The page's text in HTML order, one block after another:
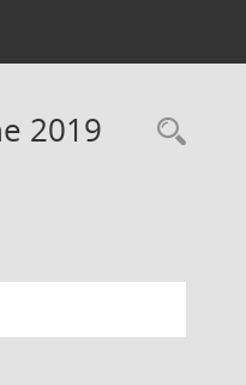
2019